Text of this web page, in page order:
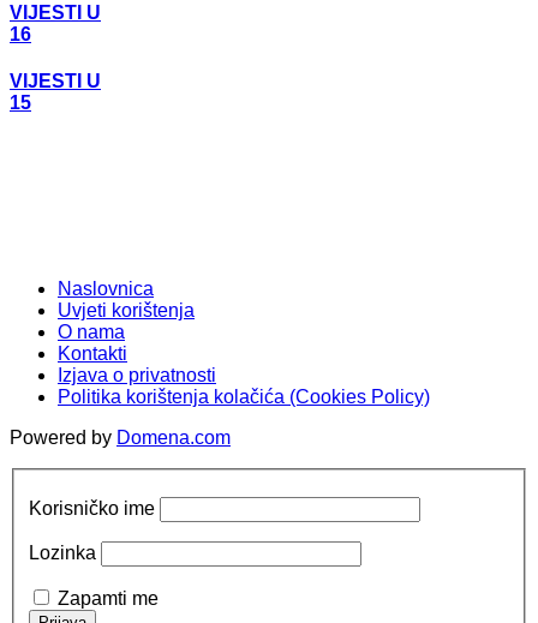
VIJESTI U
16
VIJESTI U
15
Naslovnica
Uvjeti korištenja
O nama
Kontakti
Izjava o privatnosti
Politika korištenja kolačića (Cookies Policy)
Powered by Domena.com
Korisničko ime
Lozinka
Zapamti me